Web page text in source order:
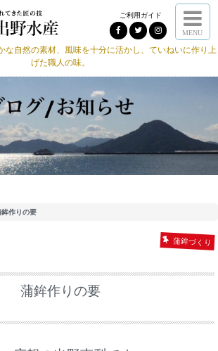
ご利用ガイド
MENU
な自然の素材、風味を十分に活かし、ていねいに作り上
げた職人の味。
鉾作りの要
蒲鉾づくり
蒲鉾作りの要